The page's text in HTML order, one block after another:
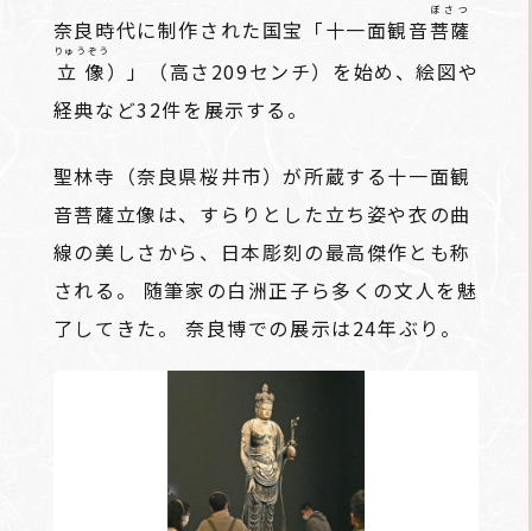
奈良時代に制作された国宝「十一面観音菩薩
ぼさつ
立像
りゅうぞう
）」（高さ209センチ）を始め、絵図や
経典など32件を展示する。
聖林寺（奈良県桜井市）が所蔵する十一面観
音菩薩立像は、すらりとした立ち姿や衣の曲
線の美しさから、日本彫刻の最高傑作とも称
される。 随筆家の白洲正子ら多くの文人を魅
了してきた。 奈良博での展示は24年ぶり。